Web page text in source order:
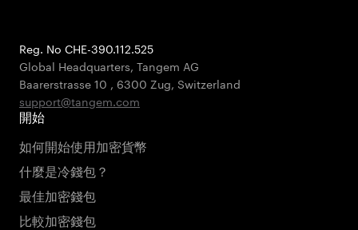
Reg. No CHE-390.112.525
Global Headquarters, Tangem AG
Baarerstrasse 10 , 6300 Zug, Switzerland
support@tangem.com
開始
如何開始使用加密貨幣
什麼是冷錢包？
最佳加密錢包
比較加密錢包